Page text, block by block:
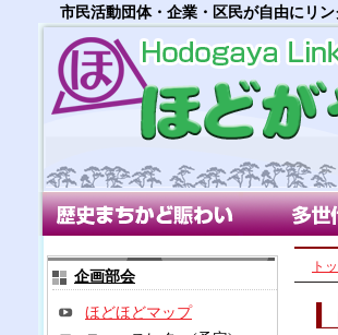
市民活動団体・企業・区民が自由にリ
多世代交流
ト
企画部会
ほどほどマップ